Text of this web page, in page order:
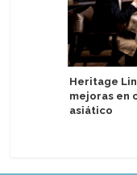
Heritage
mejoras en
asiático